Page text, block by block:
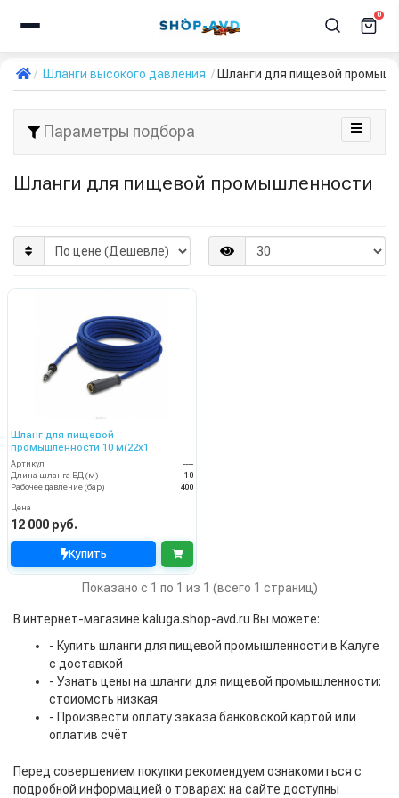
0
Шланги высокого давления Шланги для пищевой
Параметры подбора
Шланги для пищевой промышленности
Шланг для пищевой
промышленности 10 м(22x1
Артикул
----
Длина шланга ВД (м)
10
Рабочее давление (бар)
400
Цена
12 000 руб.
Купить
Показано с 1 по 1 из 1 (всего 1 страниц)
В интернет-магазине kaluga.shop-avd.ru Вы можете:
- Купить шланги для пищевой промышленности в Калуге
с доставкой
- Узнать цены на шланги для пищевой промышленности:
стоиомсть низкая
- Произвести оплату заказа банковской картой или
оплатив счёт
Перед совершением покупки рекомендуем ознакомиться с
подробной информацией о товарах: на сайте доступны